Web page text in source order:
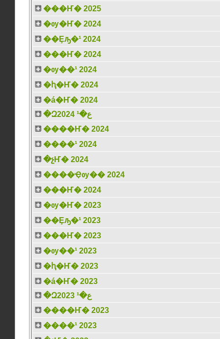
���Ҥ� 2025
�ѹ�Ҥ� 2024
��Ȩԡ�¹ 2024
���Ҥ� 2024
�ѹ��¹ 2024
�ԧ�Ҥ� 2024
�á�Ҥ� 2024
�Զع�¹ 2024
����Ҥ� 2024
����¹ 2024
�չҤ� 2024
����Ҿѹ�� 2024
���Ҥ� 2024
�ѹ�Ҥ� 2023
��Ȩԡ�¹ 2023
���Ҥ� 2023
�ѹ��¹ 2023
�ԧ�Ҥ� 2023
�á�Ҥ� 2023
�Զع�¹ 2023
����Ҥ� 2023
����¹ 2023